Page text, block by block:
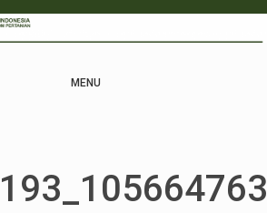
MENU